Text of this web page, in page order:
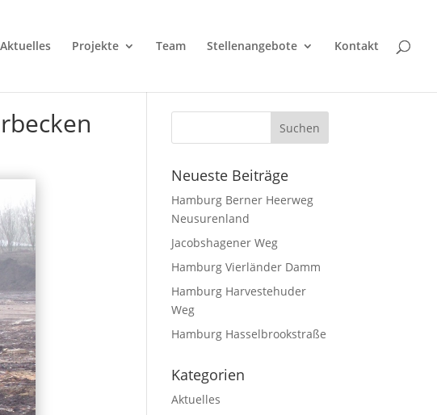
Aktuelles Projekte Team Stellenangebote Kontakt
Neueste Beiträge
Hamburg Berner Heerweg
Neusurenland
Jacobshagener Weg
Hamburg Vierländer Damm
Hamburg Harvestehuder
Weg
Hamburg Hasselbrookstraße
Kategorien
Aktuelles